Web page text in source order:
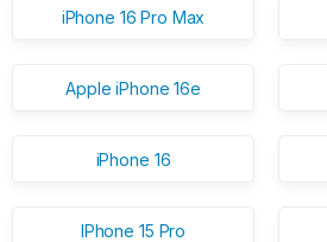
iPhone 16 Pro Max
Apple iPhone 16e
iPhone 16
IPhone 15 Pro